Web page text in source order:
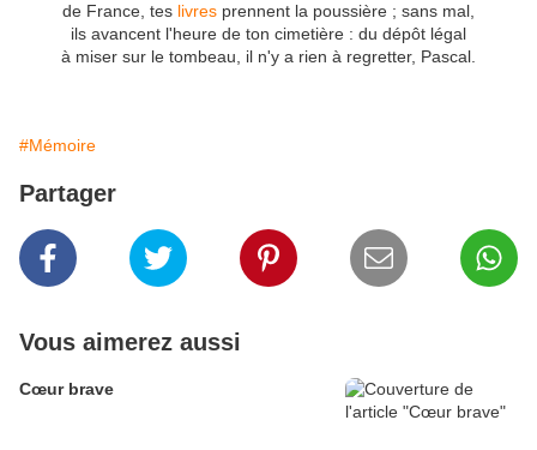
de France, tes livres prennent la poussière ; sans mal,
ils avancent l'heure de ton cimetière : du dépôt légal
à miser sur le tombeau, il n'y a rien à regretter, Pascal.
#Mémoire
Partager
Vous aimerez aussi
Cœur brave